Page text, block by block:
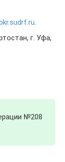
.
г. Уфа,
№208